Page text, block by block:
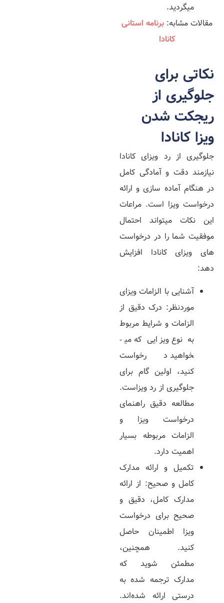
می­گردید.
مقالات مشابه:برنامه استانی
کانادا
نکاتی برای
جلوگیری از
ریجکت شدن
ویزا کانادا
جلوگیری از رد ویزای کانادا
نیازمند دقت و آمادگی کامل
در هنگام آماده سازی و ارائه
درخواست ویزا است. مراعات
این نکات می­تواند احتمال
موفقیت شما را در درخواست­‌
های ویزای کانادا افزایش
دهد:
آشنایی با الزامات ویزای
موردنظر: درک دقیق از
الزامات و شرایط مربوط
به نوع ویزایی که می­
خواهید درخواست
کنید، اولین گام برای
جلوگیری از رد ویزاست.
مطالعه دقیق راهنمای
درخواست ویزا و
الزامات مربوطه بسیار
اهمیت دارد.
تکمیل و ارائه مدارک
کامل و صحیح: از ارائه
مدارک کامل، دقیق و
صحیح برای درخواست
ویزا اطمینان حاصل
کنید. همچنین،
مطمئن شوید که
مدارک ترجمه شده به
درستی ارائه شده‌­اند.